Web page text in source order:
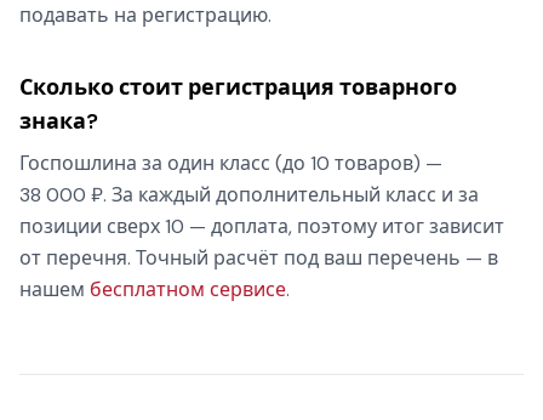
подавать на регистрацию.
Сколько стоит регистрация товарного
знака?
Госпошлина за один класс (до 10 товаров) —
38 000 ₽. За каждый дополнительный класс и за
позиции сверх 10 — доплата, поэтому итог зависит
от перечня. Точный расчёт под ваш перечень — в
нашем бесплатном сервисе.